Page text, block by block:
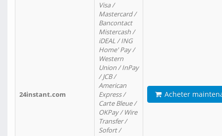
24instant.com
Visa /
Mastercard /
Bancontact
Mistercash /
iDEAL / ING
Home' Pay /
Western
Union / InPay
/ JCB /
American
Express /
Carte Bleue /
OKPay / Wire
Transfer /
Sofort /
Acheter